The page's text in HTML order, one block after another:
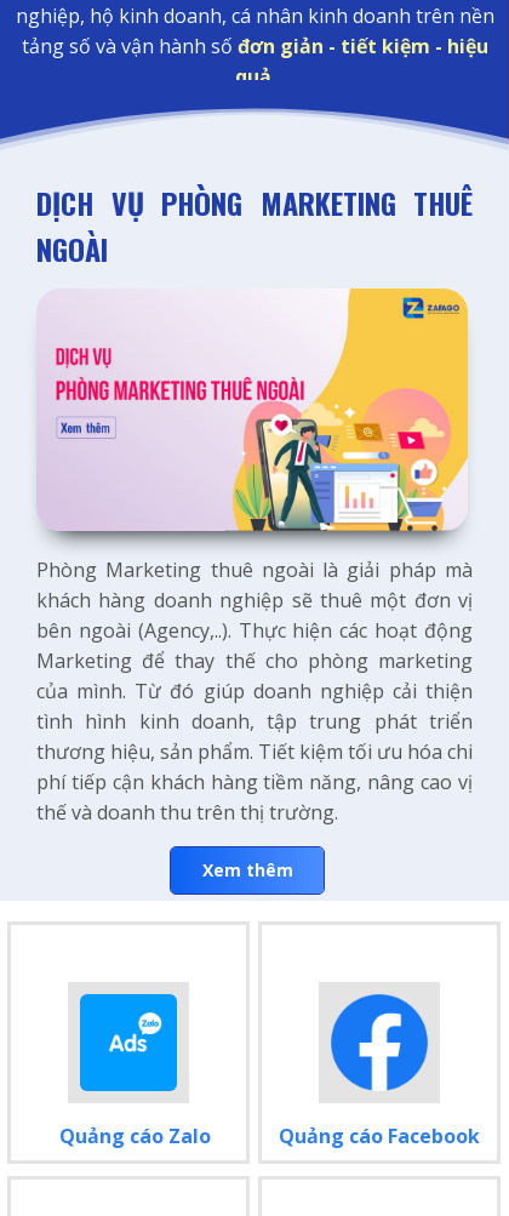
nghiệp, hộ kinh doanh, cá nhân kinh doanh trên nền
tảng số và vận hành số đơn giản - tiết kiệm - hiệu
quả
DỊCH VỤ PHÒNG MARKETING THUÊ
NGOÀI
Phòng Marketing thuê ngoài là giải pháp mà
khách hàng doanh nghiệp sẽ thuê một đơn vị
bên ngoài (Agency,..). Thực hiện các hoạt động
Marketing để thay thế cho phòng marketing
của mình. Từ đó giúp doanh nghiệp cải thiện
tình hình kinh doanh, tập trung phát triển
thương hiệu, sản phẩm. Tiết kiệm tối ưu hóa chi
phí tiếp cận khách hàng tiềm năng, nâng cao vị
thế và doanh thu trên thị trường.
Xem thêm
Quảng cáo Zalo Quảng cáo Facebook